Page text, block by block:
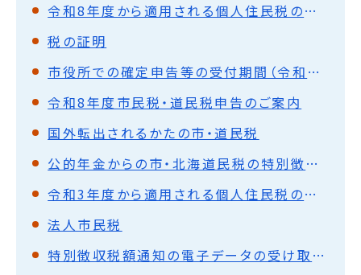
令和8年度から適用される個人住民税の主な税制改正
税の証明
市役所での確定申告等の受付期間（令和7年分）
令和8年度市民税・道民税申告のご案内
国外転出されるかたの市・道民税
公的年金からの市・北海道民税の特別徴収（天引き）について
令和3年度から適用される個人住民税の主な税制改正
法人市民税
特別徴収税額通知の電子データの受け取りを希望される事業者の皆様へ